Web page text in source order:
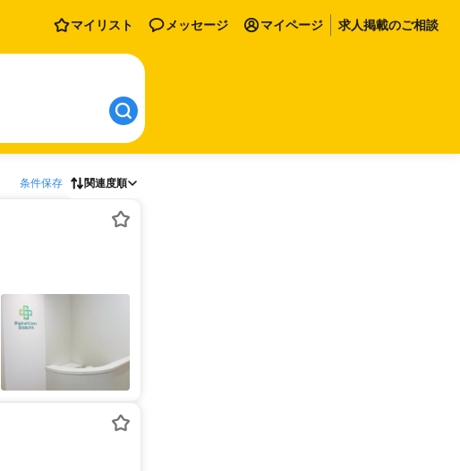
マイリスト メッセージ マイページ 求人掲載のご相談
条件保存 関連度順